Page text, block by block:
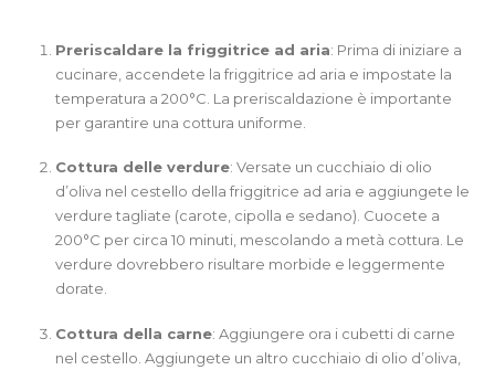
Preriscaldare la friggitrice ad aria: Prima di iniziare a
cucinare, accendete la friggitrice ad aria e impostate la
temperatura a 200°C. La preriscaldazione è importante
per garantire una cottura uniforme.
Cottura delle verdure: Versate un cucchiaio di olio
d’oliva nel cestello della friggitrice ad aria e aggiungete le
verdure tagliate (carote, cipolla e sedano). Cuocete a
200°C per circa 10 minuti, mescolando a metà cottura. Le
verdure dovrebbero risultare morbide e leggermente
dorate.
Cottura della carne: Aggiungere ora i cubetti di carne
nel cestello. Aggiungete un altro cucchiaio di olio d’oliva,